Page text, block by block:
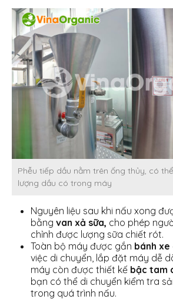
Phễu tiếp dầu nằm trên ống thủy, có
lượng dầu có trong máy
Nguyên liệu sau khi nấu xong
bằng van xả sữa, cho phép
chỉnh được lượng sữa chiết rót.
Toàn bộ máy được gắn bánh xe
việc di chuyển, lắp đặt máy dễ
máy còn được thiết kế bậc tam
bạn có thể di chuyển kiểm tra
trong quá trình nấu.